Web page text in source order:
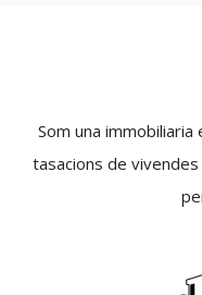
Som una
tasacions de